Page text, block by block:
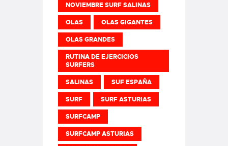
NOVIEMBRE SURF SALINAS
OLAS OLAS GIGANTES
OLAS GRANDES
RUTINA DE EJERCICIOS
SURFERS
SALINAS SUF ESPAÑA
SURF SURF ASTURIAS
SURFCAMP
SURFCAMP ASTURIAS